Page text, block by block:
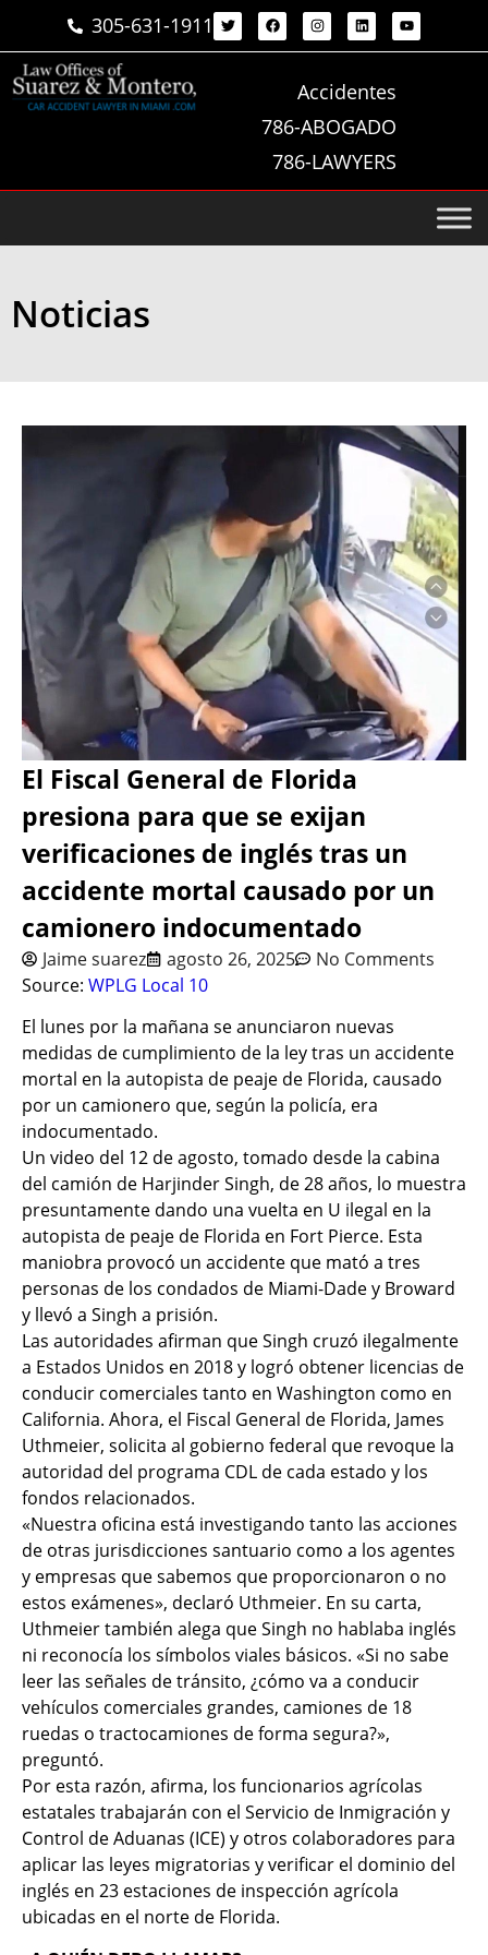
305-631-1911
Accidentes
786-ABOGADO
786-LAWYERS
Noticias
El Fiscal General de Florida
presiona para que se exijan
verificaciones de inglés tras un
accidente mortal causado por un
camionero indocumentado
Jaime suarez agosto 26, 2025
No Comments
Source: WPLG Local 10
El lunes por la mañana se anunciaron nuevas
medidas de cumplimiento de la ley tras un accidente
mortal en la autopista de peaje de Florida, causado
por un camionero que, según la policía, era
indocumentado.
Un video del 12 de agosto, tomado desde la cabina
del camión de Harjinder Singh, de 28 años, lo muestra
presuntamente dando una vuelta en U ilegal en la
autopista de peaje de Florida en Fort Pierce. Esta
maniobra provocó un accidente que mató a tres
personas de los condados de Miami-Dade y Broward
y llevó a Singh a prisión.
Las autoridades afirman que Singh cruzó ilegalmente
a Estados Unidos en 2018 y logró obtener licencias de
conducir comerciales tanto en Washington como en
California. Ahora, el Fiscal General de Florida, James
Uthmeier, solicita al gobierno federal que revoque la
autoridad del programa CDL de cada estado y los
fondos relacionados.
«Nuestra oficina está investigando tanto las acciones
de otras jurisdicciones santuario como a los agentes
y empresas que sabemos que proporcionaron o no
estos exámenes», declaró Uthmeier. En su carta,
Uthmeier también alega que Singh no hablaba inglés
ni reconocía los símbolos viales básicos. «Si no sabe
leer las señales de tránsito, ¿cómo va a conducir
vehículos comerciales grandes, camiones de 18
ruedas o tractocamiones de forma segura?»,
preguntó.
Por esta razón, afirma, los funcionarios agrícolas
estatales trabajarán con el Servicio de Inmigración y
Control de Aduanas (ICE) y otros colaboradores para
aplicar las leyes migratorias y verificar el dominio del
inglés en 23 estaciones de inspección agrícola
ubicadas en el norte de Florida.